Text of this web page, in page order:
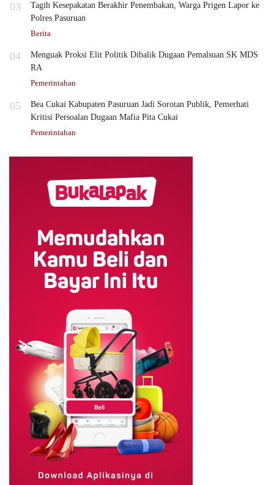
03
Tagih Kesepakatan Berakhir Penembakan, Warga Prigen Lapor ke
Polres Pasuruan
Berita
04
Menguak Proksi Elit Politik Dibalik Dugaan Pemalsuan SK MDS
RA
Pemerintahan
05
Bea Cukai Kabupaten Pasuruan Jadi Sorotan Publik, Pemerhati
Kritisi Persoalan Dugaan Mafia Pita Cukai
Pemerintahan